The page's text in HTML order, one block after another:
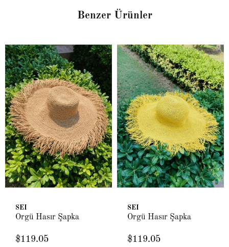
Benzer Ürünler
SEI
Örgü Hasır Şapka
$119.05
SEI
Örgü Hasır Şapka
$119.05